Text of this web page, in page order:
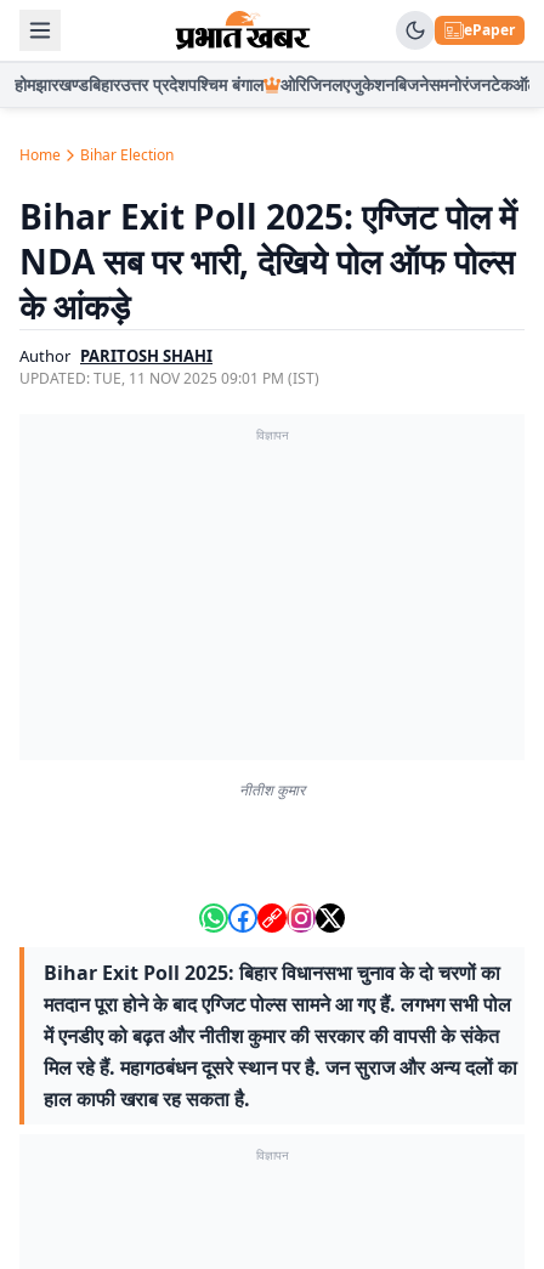
ePaper
होमझारखण्डबिहारउत्तर प्रदेशपश्चिम बंगाल ओरिजिनलएजुकेशनबिजनेसमनोरंजनटेकऑटो
Home Bihar Election
Bihar Exit Poll 2025: एग्जिट पोल में
NDA सब पर भारी, देखिये पोल ऑफ पोल्स
के आंकड़े
Author PARITOSH SHAHI
UPDATED:TUE, 11 NOV 2025 09:01 PM (IST)
विज्ञापन
नीतीश कुमार
Bihar Exit Poll 2025: बिहार विधानसभा चुनाव के दो चरणों का
मतदान पूरा होने के बाद एग्जिट पोल्स सामने आ गए हैं. लगभग सभी पोल
में एनडीए को बढ़त और नीतीश कुमार की सरकार की वापसी के संकेत
मिल रहे हैं. महागठबंधन दूसरे स्थान पर है. जन सुराज और अन्य दलों का
हाल काफी खराब रह सकता है.
विज्ञापन